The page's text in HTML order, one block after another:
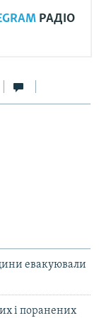
РАДІО
евакуювали
і поранених